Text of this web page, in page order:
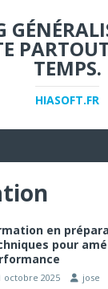
TEMPS.
HIASOFT.FR
en
pour
octobre 2025 jose